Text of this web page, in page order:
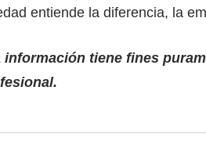
entiende la diferencia, la
información tiene fines